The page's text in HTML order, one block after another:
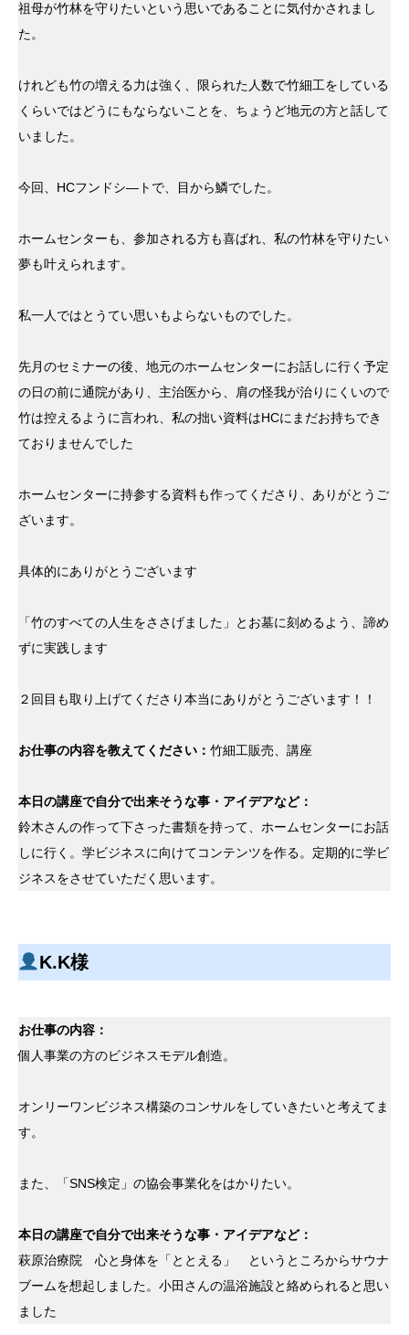
祖母が竹林を守りたいという思いであることに気付かされまし
た。
けれども竹の増える力は強く、限られた人数で竹細工をしている
くらいではどうにもならないことを、ちょうど地元の方と話して
いました。
今回、HCフンドシ―トで、目から鱗でした。
ホームセンターも、参加される方も喜ばれ、私の竹林を守りたい
夢も叶えられます。
私一人ではとうてい思いもよらないものでした。
先月のセミナーの後、地元のホームセンターにお話しに行く予定
の日の前に通院があり、主治医から、肩の怪我が治りにくいので
竹は控えるように言われ、私の拙い資料はHCにまだお持ちでき
ておりませんでした
ホームセンターに持参する資料も作ってくださり、ありがとうご
ざいます。
具体的にありがとうございます
「竹のすべての人生をささげました」とお墓に刻めるよう、諦め
ずに実践します
２回目も取り上げてくださり本当にありがとうございます！！
お仕事の内容を教えてください： 竹細工販売、講座
本日の講座で自分で出来そうな事・アイデアなど：
鈴木さんの作って下さった書類を持って、ホームセンターにお話
しに行く。学ビジネスに向けてコンテンツを作る。定期的に学ビ
ジネスをさせていただく思います。
K.K様
お仕事の内容：
個人事業の方のビジネスモデル創造。
オンリーワンビジネス構築のコンサルをしていきたいと考えてま
す。
また、「SNS検定」の協会事業化をはかりたい。
本日の講座で自分で出来そうな事・アイデアなど：
萩原治療院 心と身体を「ととえる」 というところからサウナ
ブームを想起しました。小田さんの温浴施設と絡められると思い
ました